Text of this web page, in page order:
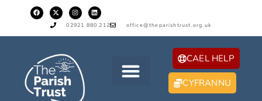
02921 880 212 office@theparishtrust.org.uk
CAEL HELP
CYFRANNU